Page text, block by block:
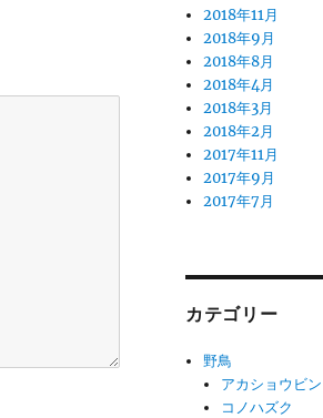
2018年11月
2018年9月
2018年8月
2018年4月
2018年3月
2018年2月
2017年11月
2017年9月
2017年7月
カテゴリー
野鳥
アカショウビン
コノハズク